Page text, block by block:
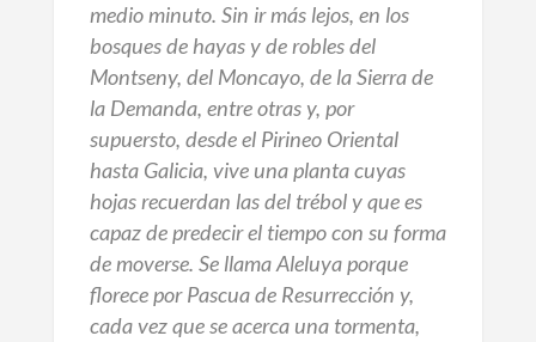
medio minuto. Sin ir más lejos, en los
bosques de hayas y de robles del
Montseny, del Moncayo, de la Sierra de
la Demanda, entre otras y, por
supuersto, desde el Pirineo Oriental
hasta Galicia, vive una planta cuyas
hojas recuerdan las del trébol y que es
capaz de predecir el tiempo con su forma
de moverse. Se llama Aleluya porque
florece por Pascua de Resurrección y,
cada vez que se acerca una tormenta,